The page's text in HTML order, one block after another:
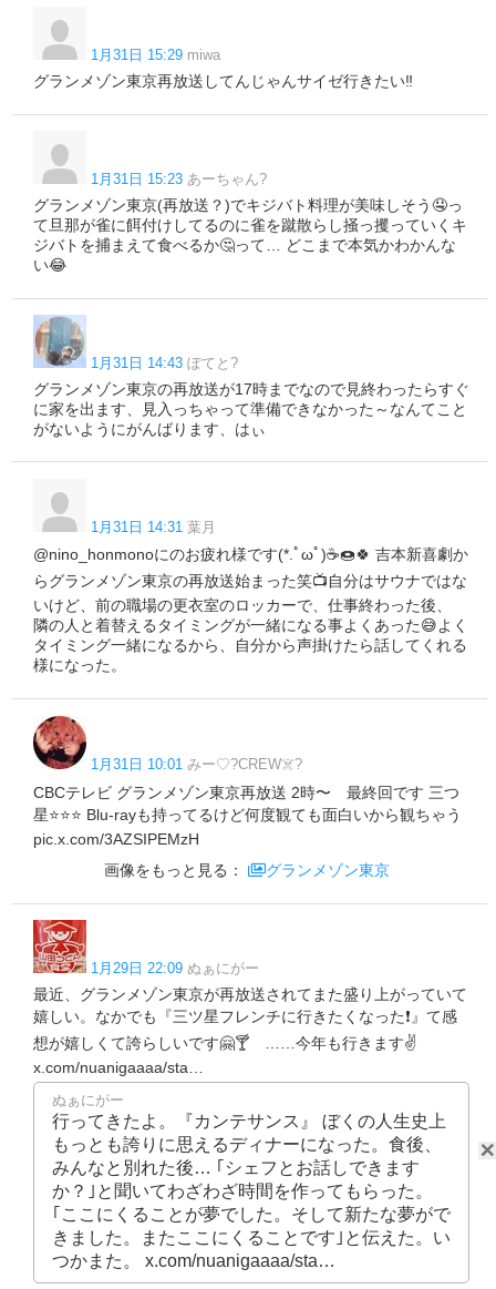
1月31日 15:29 miwa
グランメゾン東京再放送してんじゃんサイゼ行きたい‼️
1月31日 15:23 あーちゃん?
グランメゾン東京(再放送？)でキジバト料理が美味しそう🤤っ
て旦那が雀に餌付けしてるのに雀を蹴散らし掻っ攫っていくキ
ジバトを捕まえて食べるか🤔って… どこまで本気かわかんな
い😂
1月31日 14:43 ぽてと?
グランメゾン東京の再放送が17時までなので見終わったらすぐ
に家を出ます、見入っちゃって準備できなかった～なんてこと
がないようにがんばります、はぃ
1月31日 14:31 葉月
@nino_honmonoにのお疲れ様です(*.ﾟωﾟ)☕️🍩🍀 吉本新喜劇か
らグランメゾン東京の再放送始まった笑📺自分はサウナではな
いけど、前の職場の更衣室のロッカーで、仕事終わった後、
隣の人と着替えるタイミングが一緒になる事よくあった😅よく
タイミング一緒になるから、自分から声掛けたら話してくれる
様になった。
1月31日 10:01 みー♡?CREW☠️?
CBCテレビ グランメゾン東京再放送 2時〜 最終回です 三つ
星⭐️⭐️⭐️ Blu-rayも持ってるけど何度観ても面白いから観ちゃう
pic.x.com/3AZSIPEMzH
画像をもっと見る：
グランメゾン東京
1月29日 22:09 ぬぁにがー
最近、グランメゾン東京が再放送されてまた盛り上がっていて
嬉しい。なかでも『三ツ星フレンチに行きたくなった❗』て感
想が嬉しくて誇らしいです🤗🍸 ……今年も行きます✌
x.com/nuanigaaaa/sta…
ぬぁにがー
行ってきたよ。『カンテサンス』 ぼくの人生史上
もっとも誇りに思えるディナーになった。食後、
みんなと別れた後… ｢シェフとお話しできます
か？｣と聞いてわざわざ時間を作ってもらった。
｢ここにくることが夢でした。そして新たな夢がで
きました。またここにくることです｣と伝えた。い
つかまた。 x.com/nuanigaaaa/sta…